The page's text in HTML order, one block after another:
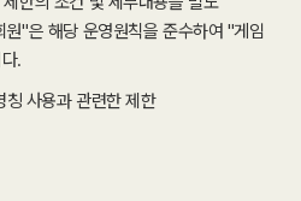
"은 해당 운영원칙을 준수하여 "게임
.
사용과 관련한 제한